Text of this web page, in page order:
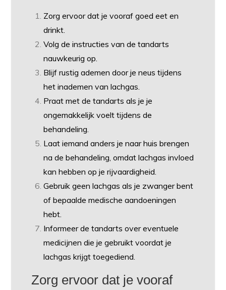
Zorg ervoor dat je vooraf goed eet en
drinkt.
Volg de instructies van de tandarts
nauwkeurig op.
Blijf rustig ademen door je neus tijdens
het inademen van lachgas.
Praat met de tandarts als je je
ongemakkelijk voelt tijdens de
behandeling.
Laat iemand anders je naar huis brengen
na de behandeling, omdat lachgas invloed
kan hebben op je rijvaardigheid.
Gebruik geen lachgas als je zwanger bent
of bepaalde medische aandoeningen
hebt.
Informeer de tandarts over eventuele
medicijnen die je gebruikt voordat je
lachgas krijgt toegediend.
Zorg ervoor dat je vooraf